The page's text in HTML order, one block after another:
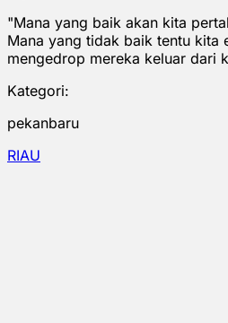
"Mana yang baik akan kita
Mana yang tidak baik tentu kita
mengedrop mereka keluar dari
Kategori:
pekanbaru
RIAU